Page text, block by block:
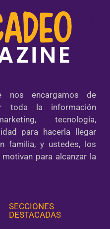
nos encargamos de
toda la información
tecnología,
para hacerla llegar
familia, y ustedes, los
para alcanzar la
SECCIONES
DESTACADAS